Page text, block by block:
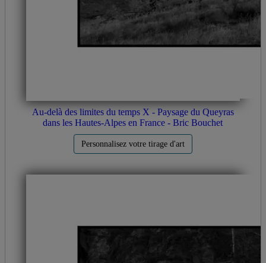
Au-delà des limites du temps X - Paysage du Queyras
dans les Hautes-Alpes en France - Bric Bouchet
Personnalisez votre tirage d'art